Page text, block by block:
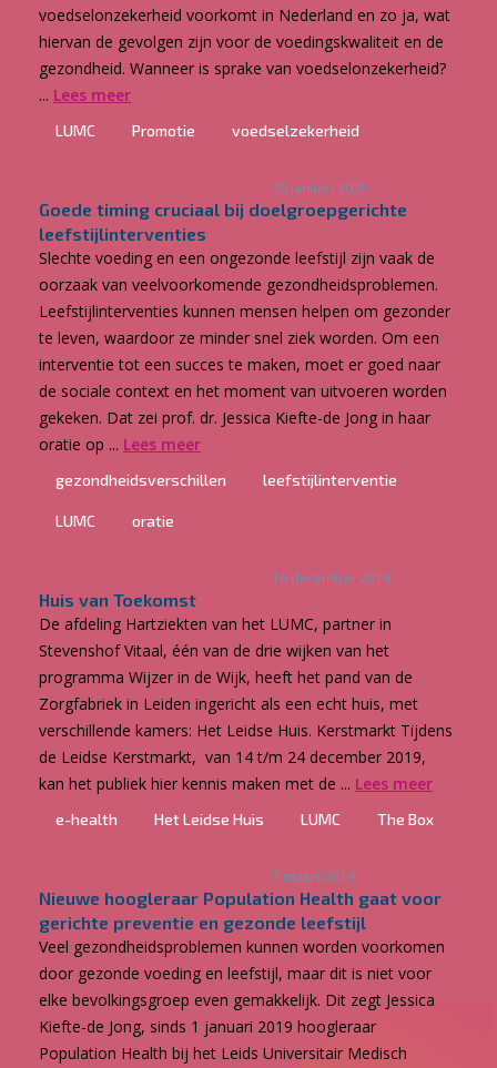
voedselonzekerheid voorkomt in Nederland en zo ja, wat
hiervan de gevolgen zijn voor de voedingskwaliteit en de
gezondheid. Wanneer is sprake van voedselonzekerheid?
... Lees meer
LUMC Promotie voedselzekerheid
30 januari 2020
Goede timing cruciaal bij doelgroepgerichte
leefstijlinterventies
Slechte voeding en een ongezonde leefstijl zijn vaak de
oorzaak van veelvoorkomende gezondheidsproblemen.
Leefstijlinterventies kunnen mensen helpen om gezonder
te leven, waardoor ze minder snel ziek worden. Om een
interventie tot een succes te maken, moet er goed naar
de sociale context en het moment van uitvoeren worden
gekeken. Dat zei prof. dr. Jessica Kiefte-de Jong in haar
oratie op ... Lees meer
gezondheidsverschillen leefstijlinterventie
LUMC oratie
16 december 2019
Huis van Toekomst
De afdeling Hartziekten van het LUMC, partner in
Stevenshof Vitaal, één van de drie wijken van het
programma Wijzer in de Wijk, heeft het pand van de
Zorgfabriek in Leiden ingericht als een echt huis, met
verschillende kamers: Het Leidse Huis. Kerstmarkt Tijdens
de Leidse Kerstmarkt, van 14 t/m 24 december 2019,
kan het publiek hier kennis maken met de ... Lees meer
e-health Het Leidse Huis LUMC The Box
7 maart 2019
Nieuwe hoogleraar Population Health gaat voor
gerichte preventie en gezonde leefstijl
Veel gezondheidsproblemen kunnen worden voorkomen
door gezonde voeding en leefstijl, maar dit is niet voor
elke bevolkingsgroep even gemakkelijk. Dit zegt Jessica
Kiefte-de Jong, sinds 1 januari 2019 hoogleraar
Population Health bij het Leids Universitair Medisch